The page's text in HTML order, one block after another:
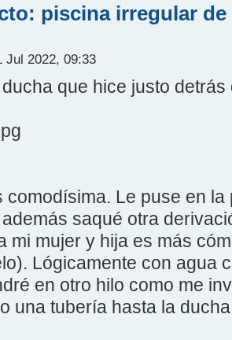
piscina irregular
Jul 2022, 09:33
que hice justo
comodísima. Le puse en
saqué otra
mi mujer y hija es más
Lógicamente con agua
en otro hilo como me
una tubería hasta la